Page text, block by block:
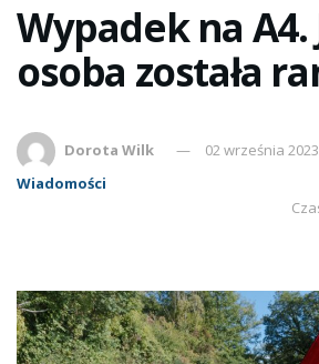
Wypadek na A4.
osoba została
Dorota Wilk
02 września
Wiadomości